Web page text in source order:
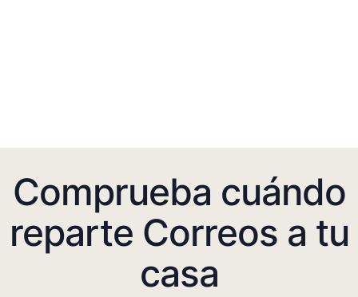
Comprueba cuándo
reparte Correos a tu
casa